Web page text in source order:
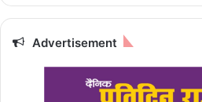
Advertisement